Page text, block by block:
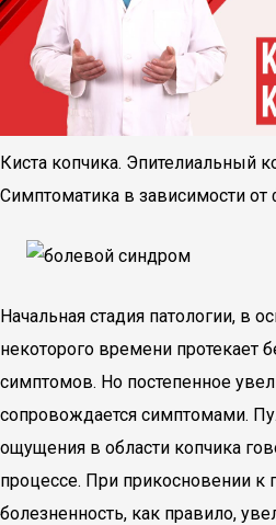
Киста копчика. Эпителиальный
Симптоматика в зависимости
Начальная стадия патологии, в
некоторого времени протекает
симптомов. Но постепенное
сопровождается симптомами.
ощущения в области копчика
процессе. При прикосновении к
болезненность, как правило,